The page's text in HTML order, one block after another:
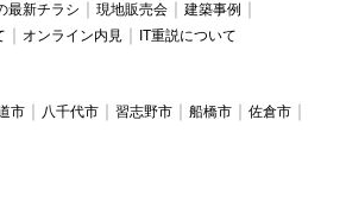
最新チラシ 現地販売会
建築事例
オンライン内見 IT重説について
市 八千代市 習志野市 船橋市
佐倉市